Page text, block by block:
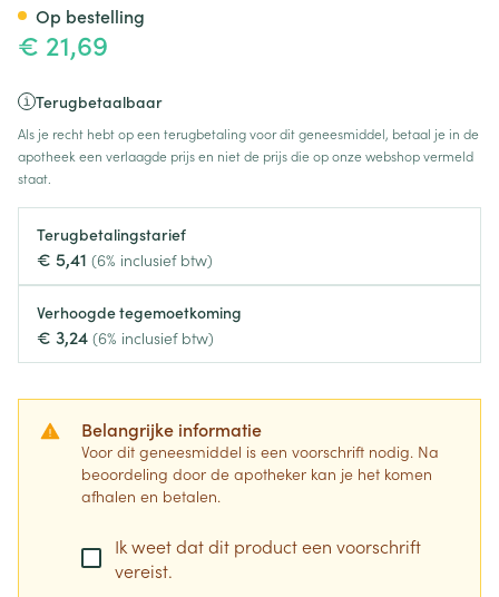
€ 21,69
Terugbetaalbaar
Als je recht hebt op een terugbetaling voor dit geneesmiddel, betaal je in de
apotheek een verlaagde prijs en niet de prijs die op onze webshop vermeld
staat.
Terugbetalingstarief
€ 5,41 (6% inclusief btw)
Verhoogde tegemoetkoming
€ 3,24 (6% inclusief btw)
Belangrijke informatie
Voor dit geneesmiddel is een voorschrift nodig. Na
beoordeling door de apotheker kan je het komen
afhalen en betalen.
Ik weet dat dit product een voorschrift
vereist.
Op bestelling